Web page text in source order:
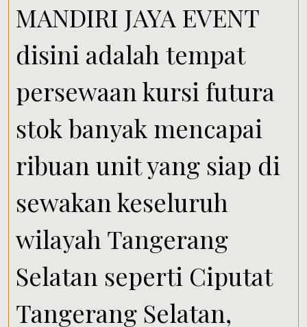
MANDIRI JAYA EVENT
disini adalah tempat
persewaan kursi futura
stok banyak mencapai
ribuan unit yang siap di
sewakan keseluruh
wilayah Tangerang
Selatan seperti Ciputat
Tangerang Selatan,